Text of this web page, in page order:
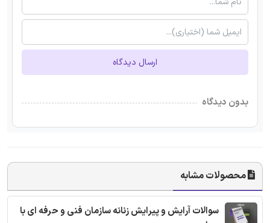
ارسال دیدگاه
بدون دیدگاه
محصولات مشابه
سوالات آرایش و پیرایش زنانه سازمان فنی و حرفه ای با